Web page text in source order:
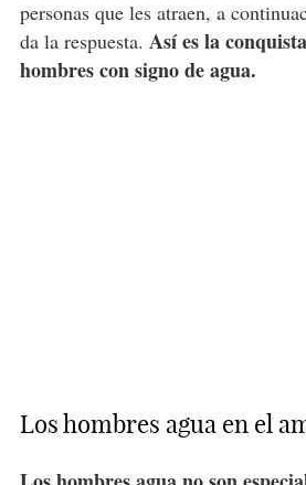
personas que les atraen, a
da la respuesta. Así es la
hombres con signo de agua.
Los hombres agua en el